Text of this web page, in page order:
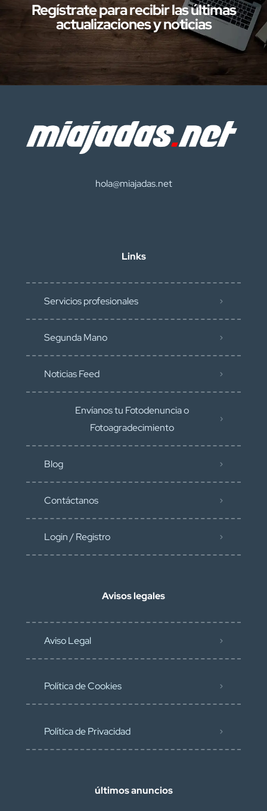
Regístrate para recibir las últimas
actualizaciones y noticias
hola@miajadas.net
Links
Servicios profesionales
Segunda Mano
Noticias Feed
Envíanos tu Fotodenuncia o
Fotoagradecimiento
Blog
Contáctanos
Login / Registro
Avisos legales
Aviso Legal
Política de Cookies
Política de Privacidad
últimos anuncios